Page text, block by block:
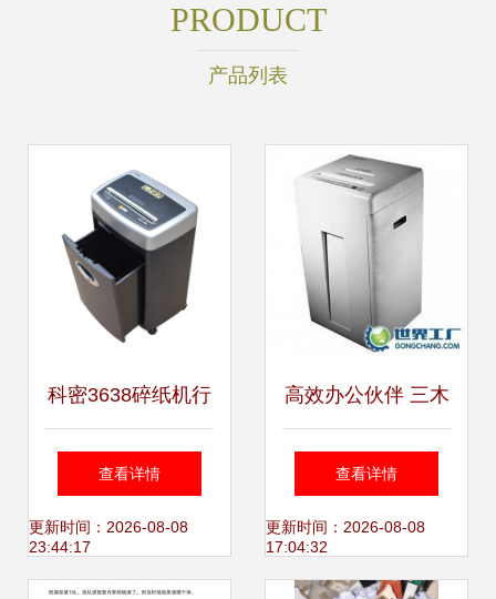
PRODUCT
产品列表
科密3638碎纸机行
情报价与全面评测
查看详情
更新时间：2026-08-08
23:44:17
高效办公伙伴 三木
9352标准系列碎纸
机评测
查看详情
更新时间：2026-08-08
17:04:32